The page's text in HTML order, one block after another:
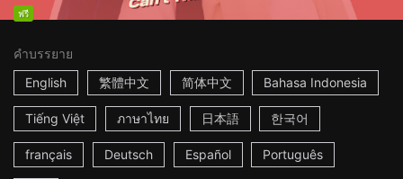
ฟรี
คำบรรยาย
English
繁體中文 简体中文 Bahasa Indonesia
Tiếng Việt ภาษาไทย 日本語 한국어
français Deutsch Español Português